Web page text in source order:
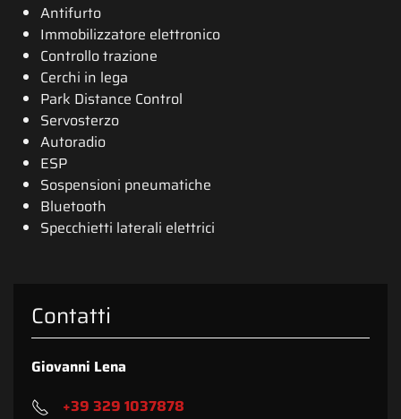
Antifurto
Immobilizzatore elettronico
Controllo trazione
Cerchi in lega
Park Distance Control
Servosterzo
Autoradio
ESP
Sospensioni pneumatiche
Bluetooth
Specchietti laterali elettrici
Contatti
Giovanni Lena
+39 329 1037878